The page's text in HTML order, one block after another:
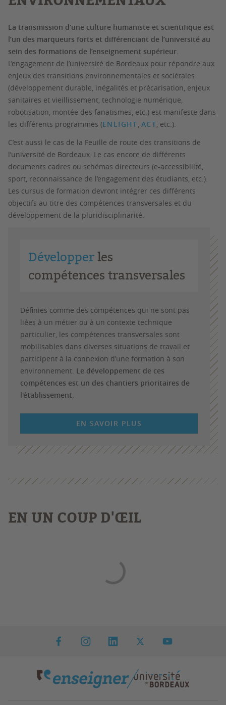
La transmission d’une culture humaniste et scientifique est
l’un des marqueurs forts et différenciant de l’université au
sein des formations de l’enseignement supérieur.
L’engagement de l’université de Bordeaux pour répondre aux
enjeux des transitions environnementales et sociétales
(développement durable, inégalités et précarisation, enjeux
sanitaires et vieillissement, technologie numérique,
robotisation, montée des fanatismes, etc.) est manifeste dans
les différents programmes (ENLIGHT, ACT, etc.).
C’est aussi le cas de la Feuille de route des transitions de
l’université de Bordeaux. Le cas encore de différents
documents cadres ou schémas directeurs (e-accessibilité,
sport, reconnaissance de l’engagement des étudiants, etc.).
Les cursus de formation devront intégrer ces différents
objectifs au titre des compétences transversales et du
développement de la pluridisciplinarité.
Développerles
compétences transversales
Définies comme des compétences qui ne sont pas
liées à un métier ou à un contexte technique
particulier, les compétences transversales sont
mobilisables dans diverses situations de travail et
participent à la connexion d’une formation à son
environnement. Le développement de ces
compétences est un des chantiers prioritaires de
l'établissement.
EN SAVOIR PLUS
EN UN COUP D'ŒIL